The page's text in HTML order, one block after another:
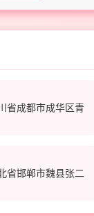
省成都市成华区青
省邯郸市魏县张二